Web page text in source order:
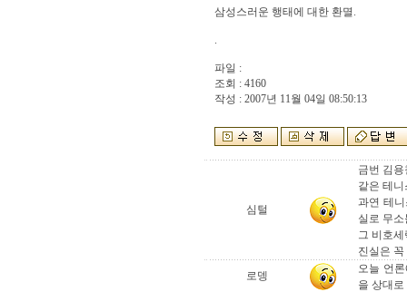
삼성스러운 행태에 대한 환멸.
.
파일 :
조회 : 4160
작성 : 2007년 11월 04일 08:50:13
심털
금번 김
같은 테
과연 테
실로 무
그 비호
진실은
로뎅
오늘 언
을 상대